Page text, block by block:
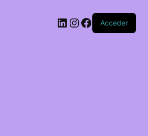
LinkedIn
Instagram
Facebook
Acceder